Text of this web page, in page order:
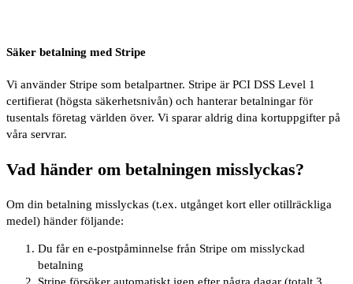
Säker betalning med Stripe
Vi använder Stripe som betalpartner. Stripe är PCI DSS Level 1
certifierat (högsta säkerhetsnivån) och hanterar betalningar för
tusentals företag världen över. Vi sparar aldrig dina kortuppgifter på
våra servrar.
Vad händer om betalningen misslyckas?
Om din betalning misslyckas (t.ex. utgånget kort eller otillräckliga
medel) händer följande:
Du får en e-postpåminnelse från Stripe om misslyckad
betalning